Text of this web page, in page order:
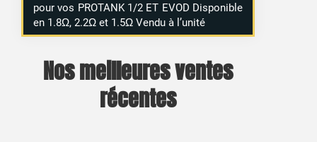
pour vos PROTANK 1/2 ET EVOD Disponible
en 1.8Ω, 2.2Ω et 1.5Ω Vendu à l’unité
Nos meilleures ventes
récentes